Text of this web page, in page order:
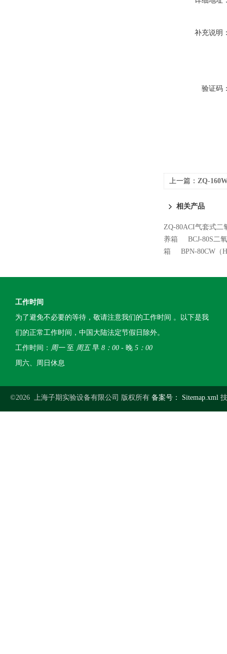
补充说明
验证码
上一篇： ZQ-
相关产品
ZQ-80ACI气套式二
养箱
BCJ-80S二
箱
BPN-80CW（
工作时间
为了避免不必要的等待，敬请注意我们的工作时间 。以下是我
们的正常工作时间，中国大陆法定节假日除外。
工作时间： 周一至 周五早 8：00 - 晚 5：00
周六、周日休息
©2026 上海子期实验设备有限公司 版权所有 备案号： Sitemap.xml